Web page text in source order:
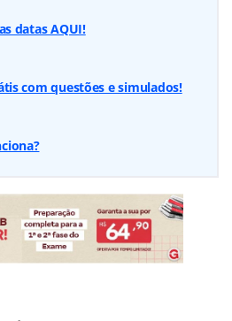
datas AQUI!
com questões e simulados!